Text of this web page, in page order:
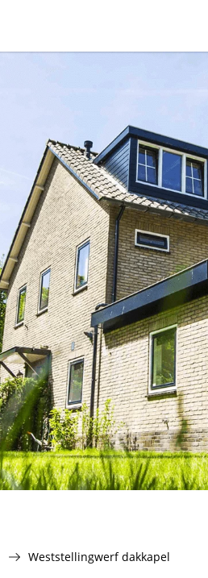
Weststellingwerf dakkapel